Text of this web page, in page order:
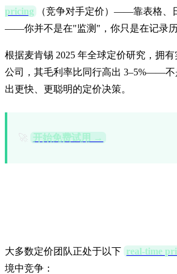
pricing
（竞争对手定价）——靠表格、
——你并不是在"监测"，你只是在记录历
根据麦肯锡 2025 年全球定价研究，拥
公司，其毛利率比同行高出 3–5%——不
出更快、更聪明的定价决策。
🚀 开始免费试用 →
大多数定价团队正处于以下 real-time
境中竞争：